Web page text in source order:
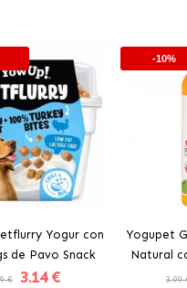
Yogur con
de Pavo Snack
Perros
€ 3.14 €
-10%
Yogupet
Natural
para3.99